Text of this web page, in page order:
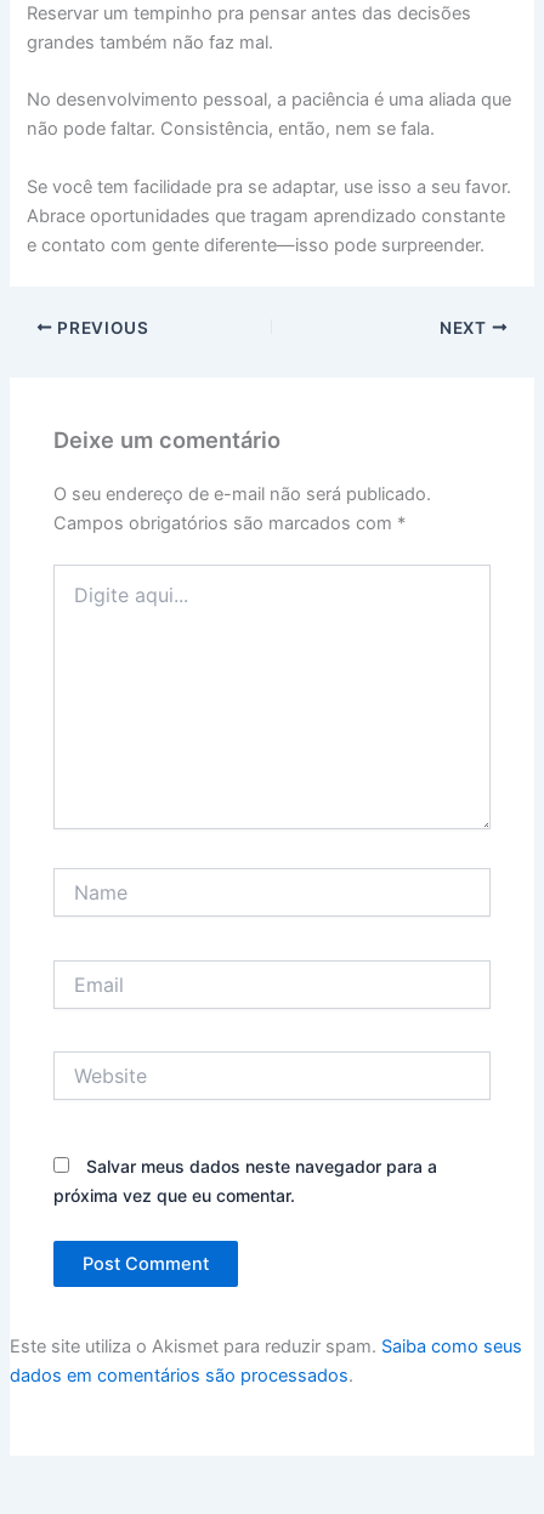
Reservar um tempinho pra pensar antes das decisões
grandes também não faz mal.
No desenvolvimento pessoal, a paciência é uma aliada que
não pode faltar. Consistência, então, nem se fala.
Se você tem facilidade pra se adaptar, use isso a seu favor.
Abrace oportunidades que tragam aprendizado constante
e contato com gente diferente—isso pode surpreender.
PREVIOUS NEXT
Deixe um comentário
O seu endereço de e-mail não será publicado.
Campos obrigatórios são marcados com *
aqui...
Salvar meus dados neste navegador para a
próxima vez que eu comentar.
Este site utiliza o Akismet para reduzir spam. Saiba como seus
dados em comentários são processados.